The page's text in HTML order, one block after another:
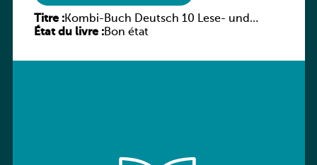
Titre :Kombi-Buch Deutsch 10 Lese- und
Sprachbuch
État du livre :Bon état